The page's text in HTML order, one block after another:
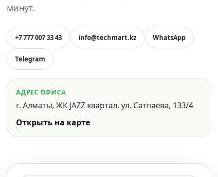
минут.
+7 777 007 33 43 info@techmart.kz WhatsApp
Telegram
АДРЕС ОФИСА
г. Алматы, ЖК JAZZ квартал, ул. Сатпаева, 133/4
Открыть на карте